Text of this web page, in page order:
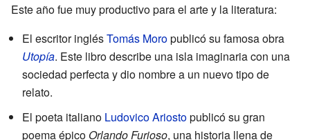
Este año fue muy productivo para el arte y la literatura:
El escritor inglésTomás Moropublicó su famosa obra
Utopía. Este libro describe una isla imaginaria con una
sociedad perfecta y dio nombre a un nuevo tipo de
relato.
El poeta italiano Ludovico Ariostopublicó su gran
poema épico Orlando Furioso, una historia llena de